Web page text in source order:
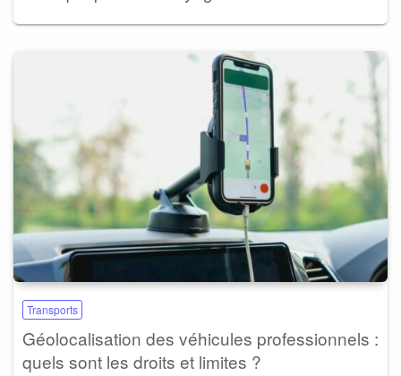
Transports
Géolocalisation des véhicules professionnels :
quels sont les droits et limites ?